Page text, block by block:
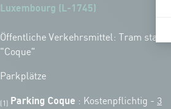
Luxembourg (L-1745)
Öffentliche Verkehrsmittel: Tram station
"Coque"
Parkplätze
(1) Parking Coque : Kostenpflichtig - 3